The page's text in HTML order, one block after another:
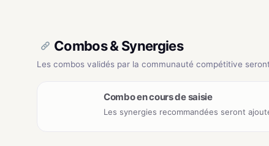
Combos & Synergies
Les combos validés par la communauté compétitive
Combo en cours de saisie
Les synergies recommandées seront